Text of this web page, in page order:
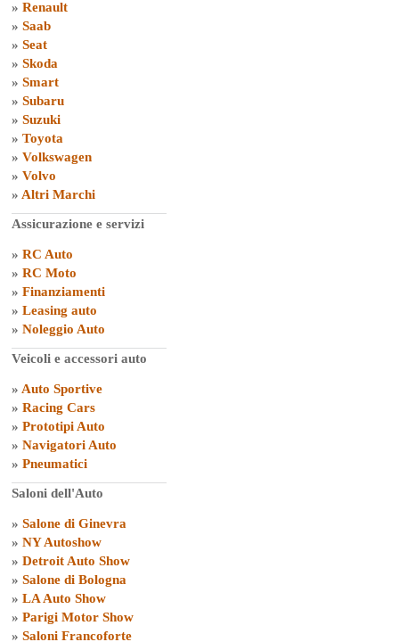
» Renault
» Saab
» Seat
» Skoda
» Smart
» Subaru
» Suzuki
» Toyota
» Volkswagen
» Volvo
» Altri Marchi
Assicurazione e servizi
» RC Auto
» RC Moto
» Finanziamenti
» Leasing auto
» Noleggio Auto
Veicoli e accessori auto
» Auto Sportive
» Racing Cars
» Prototipi Auto
» Navigatori Auto
» Pneumatici
Saloni dell'Auto
» Salone di Ginevra
» NY Autoshow
» Detroit Auto Show
» Salone di Bologna
» LA Auto Show
» Parigi Motor Show
» Saloni Francoforte